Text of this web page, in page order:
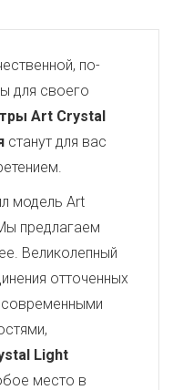
по-
для своего
Art Crystal
станут для вас
модель Art
предлагаем
Великолепный
отточенных
современными
Light
место в